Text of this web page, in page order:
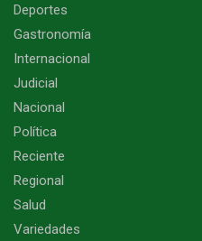
Deportes
Gastronomía
Internacional
Judicial
Nacional
Política
Reciente
Regional
Salud
Variedades